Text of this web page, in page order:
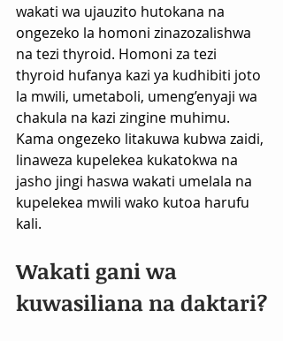
wakati wa ujauzito hutokana na
ongezeko la homoni zinazozalishwa
na tezi thyroid. Homoni za tezi
thyroid hufanya kazi ya kudhibiti joto
la mwili, umetaboli, umeng’enyaji wa
chakula na kazi zingine muhimu.
Kama ongezeko litakuwa kubwa zaidi,
linaweza kupelekea kukatokwa na
jasho jingi haswa wakati umelala na
kupelekea mwili wako kutoa harufu
kali.
Wakati gani wa
kuwasiliana na daktari?